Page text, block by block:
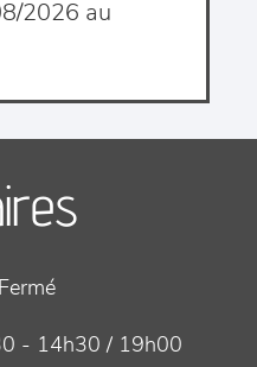
2026 au
Fermé
- 14h30 / 19h00